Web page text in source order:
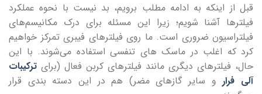
قبل از اینکه به ادامه مطلب برویم، بد نیست با نحوه عملکرد
فیلترها آشنا شویم؛ زیرا این مسئله برای درک مکانیسم‌های
فیلتراسیون ضروری است. ما روی فیلترهای فیبری تمرکز خواهیم
کرد که اغلب در ماسک های تنفسی استفاده می‌شوند. با این
حال، فیلترهای دیگری مانند فیلترهای کربن فعال (برای ترکیبات
آلی فرارو سایر گازهای مضر) هم در این دسته بندی قرار